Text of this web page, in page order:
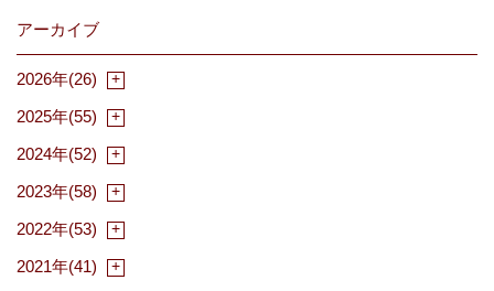
アーカイブ
2026年(26)
2025年(55)
2024年(52)
2023年(58)
2022年(53)
2021年(41)